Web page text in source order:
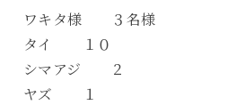
ワキタ様 ３名様
タイ １０
シマアジ ２
ヤズ １